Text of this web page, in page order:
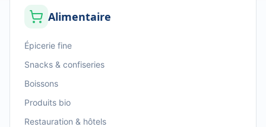
Alimentaire
Épicerie fine
Snacks & confiseries
Boissons
Produits bio
Restauration & hôtels